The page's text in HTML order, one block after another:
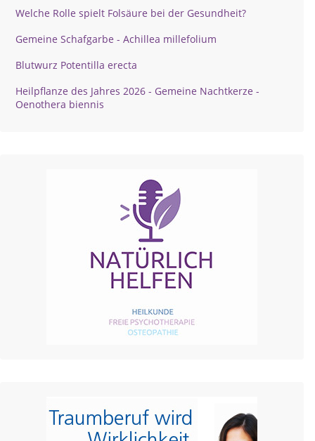
Welche Rolle spielt Folsäure bei der Gesundheit?
Gemeine Schafgarbe - Achillea millefolium
Blutwurz Potentilla erecta
Heilpflanze des Jahres 2026 - Gemeine Nachtkerze -
Oenothera biennis